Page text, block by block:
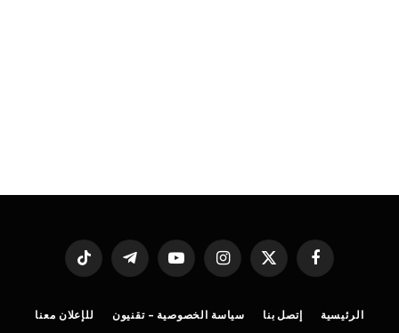
فيسبوك
X
الانستغراميوتيوب تيلقرام تيكتوك
الرئيسية إتصل بنا سياسة الخصوصية – تقنيون للإعلان معنا